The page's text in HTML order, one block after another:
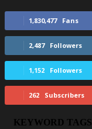
1,830,477 Fans
2,487 Followers
1,152 Followers
262 Subscribers
KEYWORD TAGS